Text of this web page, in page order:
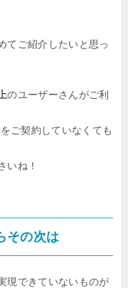
てご紹介したいと思っ
のユーザーさんがご利
ご契約していなくても
いね！
その次は
現できていないものが